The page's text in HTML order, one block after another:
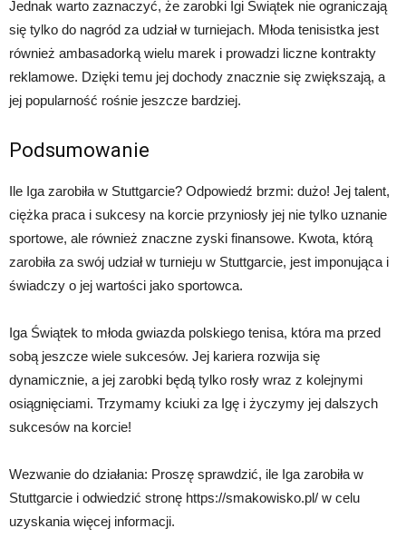
Jednak warto zaznaczyć, że zarobki Igi Świątek nie ograniczają
się tylko do nagród za udział w turniejach. Młoda tenisistka jest
również ambasadorką wielu marek i prowadzi liczne kontrakty
reklamowe. Dzięki temu jej dochody znacznie się zwiększają, a
jej popularność rośnie jeszcze bardziej.
Podsumowanie
Ile Iga zarobiła w Stuttgarcie? Odpowiedź brzmi: dużo! Jej talent,
ciężka praca i sukcesy na korcie przyniosły jej nie tylko uznanie
sportowe, ale również znaczne zyski finansowe. Kwota, którą
zarobiła za swój udział w turnieju w Stuttgarcie, jest imponująca i
świadczy o jej wartości jako sportowca.
Iga Świątek to młoda gwiazda polskiego tenisa, która ma przed
sobą jeszcze wiele sukcesów. Jej kariera rozwija się
dynamicznie, a jej zarobki będą tylko rosły wraz z kolejnymi
osiągnięciami. Trzymamy kciuki za Igę i życzymy jej dalszych
sukcesów na korcie!
Wezwanie do działania: Proszę sprawdzić, ile Iga zarobiła w
Stuttgarcie i odwiedzić stronę https://smakowisko.pl/ w celu
uzyskania więcej informacji.